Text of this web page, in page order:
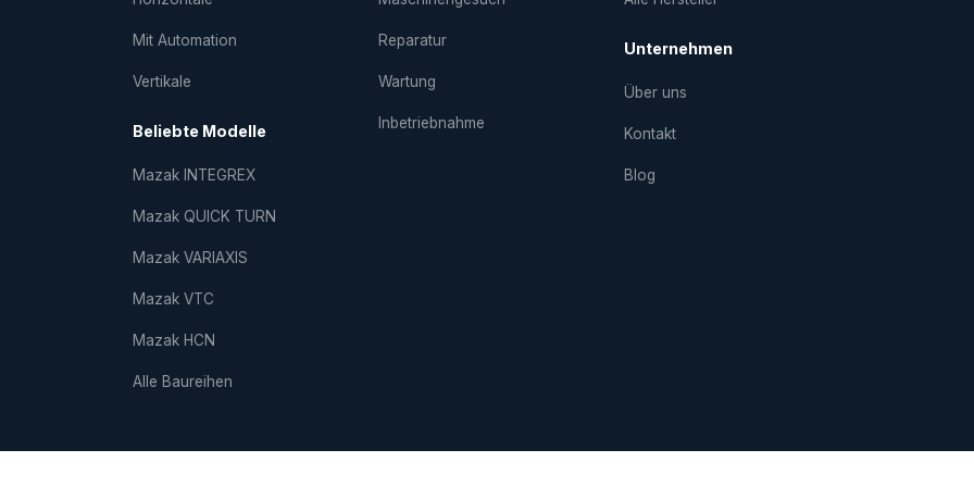
Mit Automation
Vertikale
Beliebte Modelle
Mazak INTEGREX
Mazak QUICK TURN
Mazak VARIAXIS
Mazak VTC
Mazak HCN
Alle Baureihen
Reparatur
Wartung
Inbetriebnahme
Unternehmen
Über uns
Kontakt
Blog